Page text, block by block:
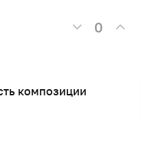
0
композиции